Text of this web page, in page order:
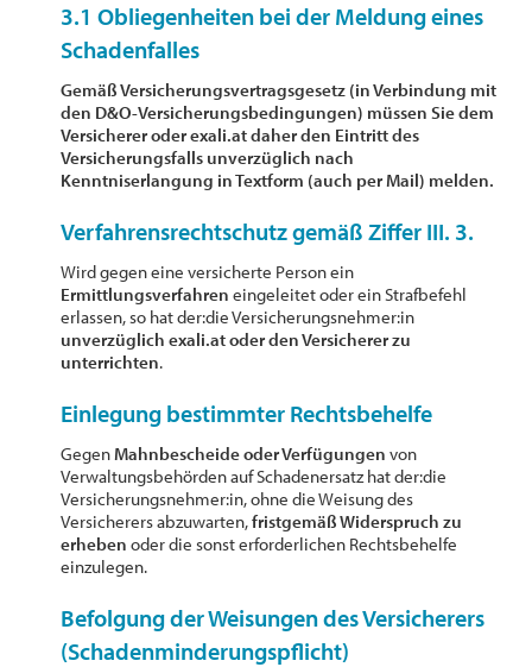
3.1 Obliegenheiten bei der Meldung eines
Schadenfalles
Gemäß Versicherungsvertragsgesetz (in Verbindung mit
den D&O-Versicherungsbedingungen) müssen Sie dem
Versicherer oder exali.at daher den Eintritt des
Versicherungsfalls unverzüglich nach
Kenntniserlangung in Textform (auch per Mail) melden.
Verfahrensrechtschutz gemäß Ziffer III. 3.
Wird gegen eine versicherte Person ein
Ermittlungsverfahren eingeleitet oder ein Strafbefehl
erlassen, so hat der:die Versicherungsnehmer:in
unverzüglich exali.at oder den Versicherer zu
unterrichten.
Einlegung bestimmter Rechtsbehelfe
GegenMahnbescheide oder Verfügungen von
Verwaltungsbehörden auf Schadenersatz hat der:die
Versicherungsnehmer:in, ohne die Weisung des
Versicherers abzuwarten,fristgemäß Widerspruch zu
erheben oder die sonst erforderlichen Rechtsbehelfe
einzulegen.
Befolgung der Weisungen des Versicherers
(Schadenminderungspflicht)